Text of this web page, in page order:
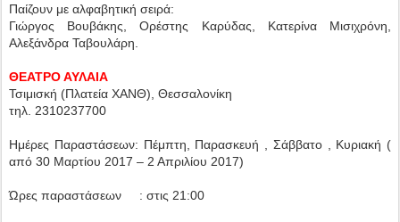
Παίζουν με αλφαβητική σειρά:
Γιώργος Βουβάκης, Ορέστης Καρύδας, Κατερίνα Μισιχρόνη,
Αλεξάνδρα Ταβουλάρη.
ΘΕΑΤΡΟ ΑΥΛΑΙΑ
Τσιμισκή (Πλατεία ΧΑΝΘ), Θεσσαλονίκη
τηλ. 2310237700
Ημέρες Παραστάσεων: Πέμπτη, Παρασκευή , Σάββατο , Κυριακή (
από 30 Μαρτίου 2017 – 2 Απριλίου 2017)
Ώρες παραστάσεων : στις 21:00